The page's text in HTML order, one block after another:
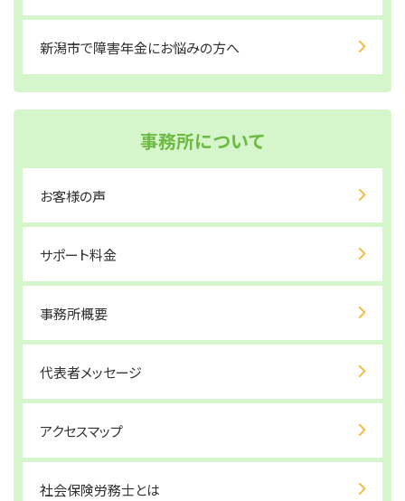
新潟市で障害年金にお悩みの方へ
事務所について
お客様の声
サポート料金
事務所概要
代表者メッセージ
アクセスマップ
社会保険労務士とは